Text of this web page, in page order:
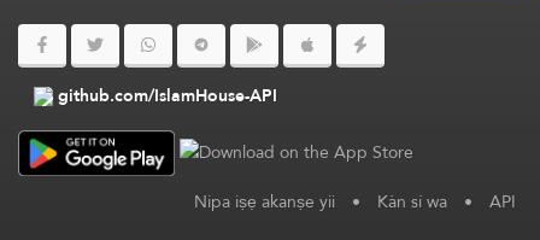
github.com/IslamHouse-API
Nipa iṣẹ akanṣe yii • Kàn sí wa • API